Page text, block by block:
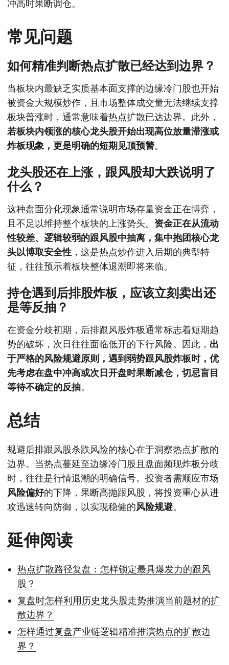
冲高时果断调仓。
常见问题
如何精准判断热点扩散已经达到边界？
当板块内最缺乏实质基本面支撑的边缘冷门股也开始
被资金大规模炒作，且市场整体成交量无法继续支撑
板块普涨时，通常意味着热点扩散已达边界。此外，
若板块内领涨的核心龙头股开始出现高位放量滞涨或
炸板现象，更是明确的短期见顶预警。
龙头股还在上涨，跟风股却大跌说明了
什么？
这种盘面分化现象通常说明市场存量资金正在博弈，
且不足以维持整个板块的上涨势头。 资金正在从流动
性较差、逻辑较弱的跟风股中抽离，集中抱团核心龙
头以博取安全性 ，这是热点炒作进入后期的典型特
征，往往预示着板块整体退潮即将来临。
持仓遇到后排股炸板，应该立刻卖出还
是等反抽？
在资金分歧初期，后排跟风股炸板通常标志着短期趋
势的破坏，次日往往面临低开的下行风险。因此， 出
于严格的风险规避原则，遇到弱势跟风股炸板时，优
先考虑在盘中冲高或次日开盘时果断减仓，切忌盲目
等待不确定的反抽。
总结
规避后排跟风股杀跌风险的核心在于洞察热点扩散的
边界。当热点蔓延至边缘冷门股且盘面频现炸板分歧
时，往往是行情退潮的明确信号。投资者需顺应市场
风险偏好的下降，果断高抛跟风股，将投资重心从进
攻迅速转向防御，以实现稳健的风险规避。
延伸阅读
热点扩散路径复盘：怎样锁定最具爆发力的跟风
股？
复盘时怎样利用历史龙头股走势推演当前题材的扩
散边界？
怎样通过复盘产业链逻辑精准推演热点的扩散边
界？